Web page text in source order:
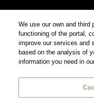
We use our own and third
functioning of the portal,
improve our services and
based on the analysis of
information you need in